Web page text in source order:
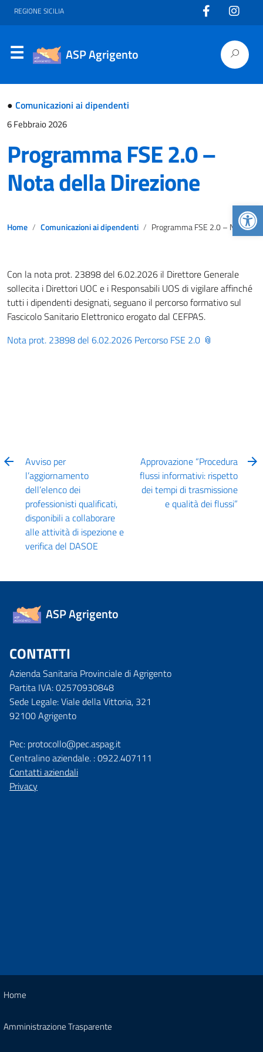
REGIONE SICILIA
ASP Agrigento
● Comunicazioni ai dipendenti
6 Febbraio 2026
Programma FSE 2.0 –
Nota della Direzione
Home Comunicazioni ai dipendenti Programma FSE 2.0 – Nota della Direzione
Con la nota prot. 23898 del 6.02.2026 il Direttore Generale
sollecita i Direttori UOC e i Responsabili UOS di vigilare affinché
tutti i dipendenti designati, seguano il percorso formativo sul
Fascicolo Sanitario Elettronico erogato dal CEFPAS.
Nota prot. 23898 del 6.02.2026 Percorso FSE 2.0
Avviso per
l’aggiornamento
dell’elenco dei
professionisti qualificati,
disponibili a collaborare
alle attività di ispezione e
verifica del DASOE
Approvazione “Procedura
flussi informativi: rispetto
dei tempi di trasmissione
e qualità dei flussi”
ASP Agrigento
CONTATTI
Azienda Sanitaria Provinciale di Agrigento
Partita IVA: 02570930848
Sede Legale: Viale della Vittoria, 321
92100 Agrigento
Pec: protocollo@pec.aspag.it
Centralino aziendale. : 0922.407111
Contatti aziendali
Privacy
Home
Amministrazione Trasparente